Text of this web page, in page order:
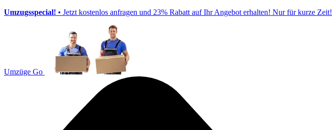
Umzugsspecial! • Jetzt kostenlos anfragen und 23% Rabatt auf Ihr Angebot erhalten! Nur für kurze Zeit!
Umzüge Go